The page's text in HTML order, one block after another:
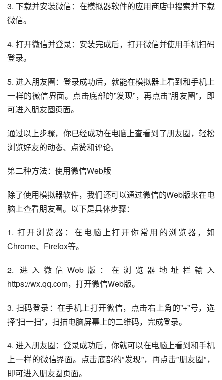
3. 下载并安装微信：在模拟器软件的应用商店中搜索并下载
微信。
4. 打开微信并登录：安装完成后，打开微信并使用手机扫码
登录。
5. 进入朋友圈：登录成功后，就能在模拟器上看到和手机上
一样的微信界面。点击底部的”发现”，再点击”朋友圈”，即
可进入朋友圈页面。
通过以上步骤，你已经成功在电脑上查看到了朋友圈，轻松
浏览好友的动态、点赞和评论。
第二种方法：使用微信Web版
除了使用模拟器软件，我们还可以通过微信的Web版来在电
脑上查看朋友圈。以下是具体步骤：
1. 打开浏览器：在电脑上打开你常用的浏览器，如
Chrome、Firefox等。
2. 进入微信Web版：在浏览器地址栏输入
https://wx.qq.com，打开微信Web版。
3. 扫码登录：在手机上打开微信，点击右上角的”+”号，选
择”扫一扫”，扫描电脑屏幕上的二维码，完成登录。
4. 进入朋友圈：登录成功后，你就可以在电脑上看到和手机
上一样的微信界面。点击底部的”发现”，再点击”朋友圈”，
即可进入朋友圈页面。